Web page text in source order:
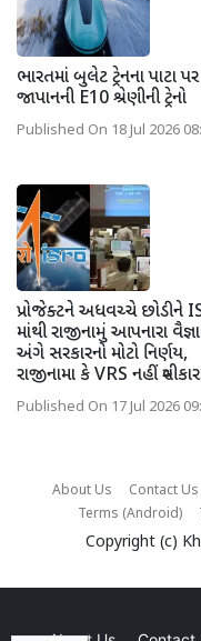
ભારતમાં બુલેટ ટ્રેનના પાટા
જાપાનની E10 શ્રેણીની ટ્રેનો
Published On 18 Jul 2026
પ્રોજેક્ટને અધવચ્ચે છોડીને
માંથી રાજીનામું આપનારા
અંગે સરકારનો મોટો નિર્ણય,
રાજીનામા કે VRS નહીં
Published On 17 Jul 2026
About Us Contact Us
Terms (Android)
Copyright (c)